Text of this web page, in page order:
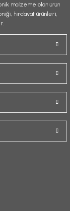
malzeme olan ürün
hırdavat ürünleri,